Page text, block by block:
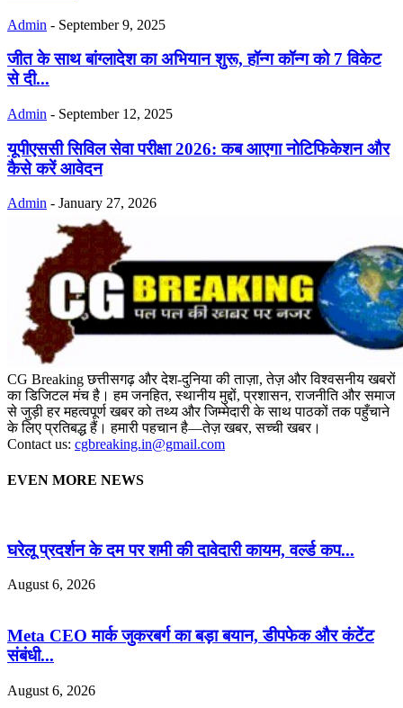
Admin - September 9, 2025
जीत के साथ बांग्लादेश का अभियान शुरू, हॉन्ग कॉन्ग को 7 विकेट
से दी...
Admin - September 12, 2025
यूपीएससी सिविल सेवा परीक्षा 2026: कब आएगा नोटिफिकेशन और
कैसे करें आवेदन
Admin - January 27, 2026
CG Breaking छत्तीसगढ़ और देश-दुनिया की ताज़ा, तेज़ और विश्वसनीय खबरों
का डिजिटल मंच है। हम जनहित, स्थानीय मुद्दों, प्रशासन, राजनीति और समाज
से जुड़ी हर महत्वपूर्ण खबर को तथ्य और जिम्मेदारी के साथ पाठकों तक पहुँचाने
के लिए प्रतिबद्ध हैं। हमारी पहचान है—तेज़ खबर, सच्ची खबर।
Contact us: cgbreaking.in@gmail.com
EVEN MORE NEWS
घरेलू प्रदर्शन के दम पर शमी की दावेदारी कायम, वर्ल्ड कप...
August 6, 2026
Meta CEO मार्क जुकरबर्ग का बड़ा बयान, डीपफेक और कंटेंट
संबंधी...
August 6, 2026